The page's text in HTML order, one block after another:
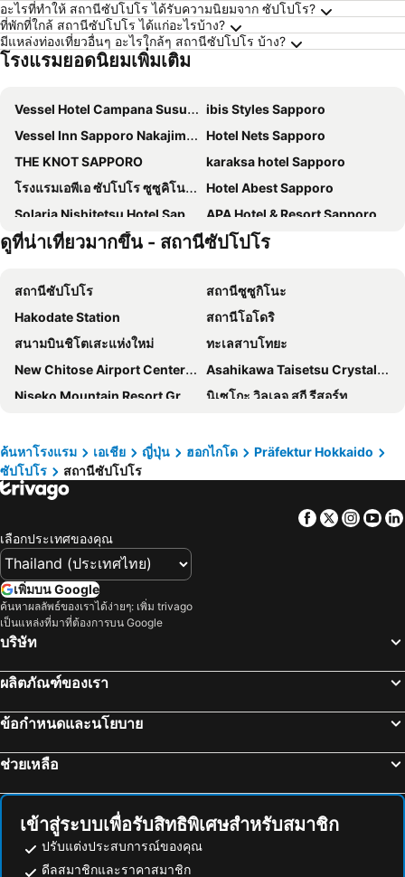
อะไรที่ทำให้ สถานีซัปโปโร ได้รับความนิยมจาก ซัปโปโร?
ที่พักที่ใกล้ สถานีซัปโปโร ได้แก่อะไรบ้าง?
มีแหล่งท่องเที่ยวอื่นๆ อะไรใกล้ๆ สถานีซัปโปโร บ้าง?
โรงแรมยอดนิยมเพิ่มเติม
Vessel Hotel Campana Susukino
ibis Styles Sapporo
Vessel Inn Sapporo Nakajima Park
Hotel Nets Sapporo
THE KNOT SAPPORO
karaksa hotel Sapporo
โรงแรมเอพีเอ ซัปโปโร ซูซูคิโนะ-เอคิมาเอะ
Hotel Abest Sapporo
Solaria Nishitetsu Hotel Sapporo
APA Hotel & Resort Sapporo
Sapporo Washington Hotel Plaza
JR Inn Sapporo South
Resol Trinity Sapporo
Richmond Hotel Sapporo Odori
Hotel Relief Sapporo Susukino
โรงแรมจูเนียร์ ทาวเวอร์ นิกโก ซัปโปโร
Tmark City Hotel Sapporo
โรงแรมกราเซอรี ซัปโปโร
Jozankei View Hotel
HOTEL MYSTAYS Sapporo Station
KOKO HOTEL Sapporo Susukino
Via Inn Prime Sapporo Odori
HOTEL FORZA SAPPORO STATION
New Otani Inn Sapporo
โรงแรมเคย์โอ พลาซา ซัปโปโร
โรงแรมเอมิเชีย ซัปโปโร
Hotel Emion Sapporo
Daiwa Roynet Sapporo Susukino
Dormy Inn Premium Sapporo
Ten to Ten Hostel
HOTEL LiVEMAX PREMIUM Sapporo-odorikouen
Toyoko Inn Sapporo Susukino Kosaten
QuintessaHotel SapporoSusukino63 Relax&Spa
APA Hotel TKP Sapporo Ekimae
Hotel Route-Inn Sapporo Ekimae Kitaguchi
Toyoko Inn Hokkaido Sapporo-eki Kita-guchi
THE GATE HOTEL SAPPORO by HULIC
Toyoko Inn Hokkaido Sapporo eki Nishi guchi Hokudai Mae
Comfort Hotel ERA Sapporo North
Hotel Pearl City Sapporo
Keihan Sapporo
ดูที่น่าเที่ยวมากขึ้น - สถานีซัปโปโร
สถานีซัปโปโร
สถานีซูซูกิโนะ
Hakodate Station
สถานีโอโดริ
สนามบินชิโตเสะแห่งใหม่
ทะเลสาบโทยะ
New Chitose Airport Center Plaza
Asahikawa Taisetsu Crystal Hall
Niseko Mountain Resort Gran Hirafu Ski
นิเซโกะ วิลเลจ สกี รีสอร์ท
Jozankei Onsen hot spring
คิโรโระ สโนว์เวิลด์
บ่อน้ำร้อนโนโบริเบทสึ
Teine Station
Furano Ski Area
Daisetsuzankurodake Ski Area
Lake Toya
Shinsapporo Station
Nijuyonken Station
Tokachi–Obihiro Airport
Sapporo Factory Hall
Bus Center-mae Station
Sapporo Beer Museum
Sapporo Nishi Juihachome Station
Kikusui Station
Kita-Nijuyo-Jo Station
Maruyama Koen Station
ค้นหาโรงแรม เอเชีย ญี่ปุ่น ฮอกไกโด
Präfektur Hokkaido
ซัปโปโร
สถานีซัปโปโร
Facebook
Twitter
เลือกประเทศของคุณ
เพิ่มบน Google
ค้นหาผลลัพธ์ของเราได้ง่ายๆ: เพิ่ม trivago
เป็นแหล่งที่มาที่ต้องการบน Google
บริษัท
ผลิตภัณฑ์ของเรา
ข้อกำหนดและนโยบาย
ช่วยเหลือ
เข้าสู่ระบบเพื่อรับสิทธิพิเศษสำหรับสมาชิก
ปรับแต่งประสบการณ์ของคุณ
ดีลสมาชิกและราคาสมาชิก